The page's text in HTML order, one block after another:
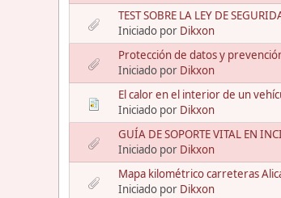
TEST SOBRE LA LEY DE
Iniciado por Dikxon
Protección de datos y
Iniciado por Dikxon
El calor en el interior de un
Iniciado por Dikxon
GUÍA DE SOPORTE VITAL EN
Iniciado por Dikxon
Mapa kilométrico carreteras
Iniciado por Dikxon